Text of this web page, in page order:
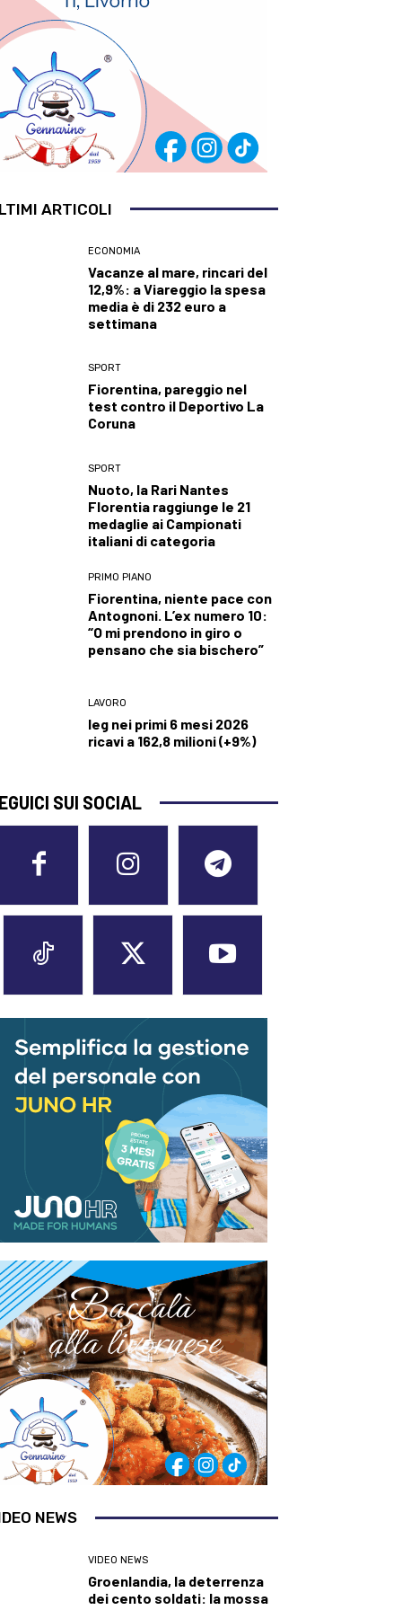
ARTICOLI
ECONOMIA
Vacanze al mare, rincari del
12,9%: a Viareggio la spesa
media è di 232 euro a
settimana
SPORT
Fiorentina, pareggio nel
test contro il Deportivo La
Coruna
SPORT
Nuoto, la Rari Nantes
Florentia raggiunge le 21
medaglie ai Campionati
italiani di categoria
PRIMO PIANO
Fiorentina, niente pace con
Antognoni. L’ex numero 10:
“O mi prendono in giro o
pensano che sia bischero”
LAVORO
Ieg nei primi 6 mesi 2026
ricavi a 162,8 milioni (+9%)
SUI SOCIAL
NEWS
VIDEO NEWS
Groenlandia, la deterrenza
dei cento soldati: la mossa